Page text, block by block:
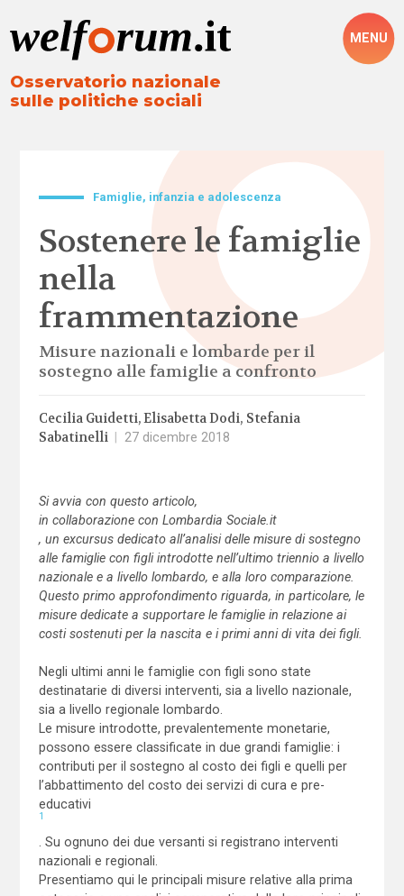
Osservatorio nazionale
sulle politiche sociali
MENU
Famiglie, infanzia e adolescenza
Sostenere le famiglie
nella
frammentazione
Misure nazionali e lombarde per il
sostegno alle famiglie a confronto
Cecilia Guidetti Elisabetta Dodi Stefania
Sabatinelli
27 dicembre 2018
Si avvia con questo articolo,
in collaborazione con Lombardia Sociale.it
, un excursus dedicato all’analisi delle misure di sostegno
alle famiglie con figli introdotte nell’ultimo triennio a livello
nazionale e a livello lombardo, e alla loro comparazione.
Questo primo approfondimento riguarda, in particolare, le
misure dedicate a supportare le famiglie in relazione ai
costi sostenuti per la nascita e i primi anni di vita dei figli.
Negli ultimi anni le famiglie con figli sono state
destinatarie di diversi interventi, sia a livello nazionale,
sia a livello regionale lombardo.
Le misure introdotte, prevalentemente monetarie,
possono essere classificate in due grandi famiglie: i
contributi per il sostegno al costo dei figli e quelli per
l’abbattimento del costo dei servizi di cura e pre-
educativi
1
. Su ognuno dei due versanti si registrano interventi
nazionali e regionali.
Presentiamo qui le principali misure relative alla prima